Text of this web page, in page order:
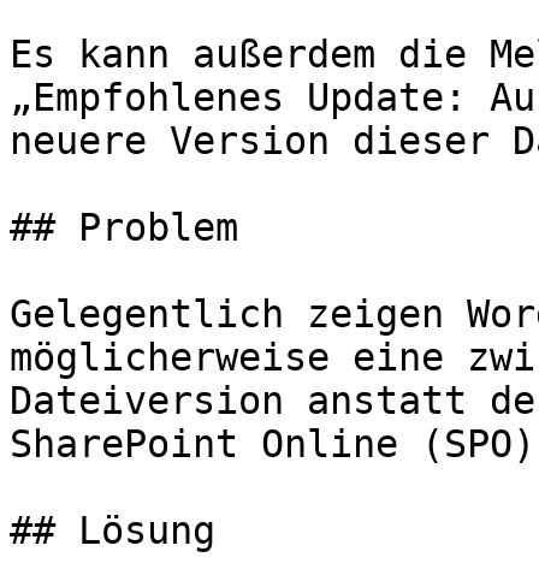
Es kann außerdem die
„Empfohlenes Update:
neuere Version dieser
## Problem
Gelegentlich zeigen
möglicherweise eine
Dateiversion anstatt
SharePoint Online
## Lösung